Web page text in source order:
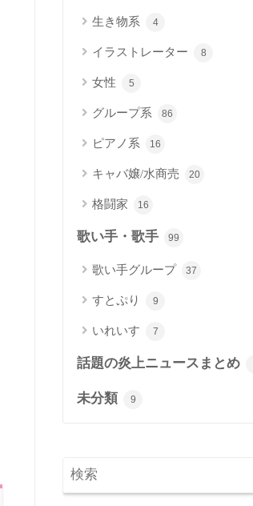
生き物系 4
イラストレーター 8
女性 5
グループ系 86
ピアノ系 16
キャバ嬢/水商売 20
格闘家 16
歌い手・歌手 99
歌い手グループ 37
すとぷり 9
いれいす 7
話題の炎上ニュースまとめ
未分類 9